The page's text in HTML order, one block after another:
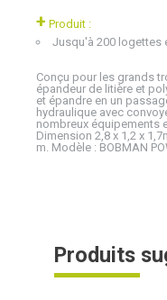
+ Produit :
Jusqu'à 200 logettes
Conçu pour les grands
épandeur de litière et
et épandre en un
hydraulique avec
nombreux équipements
Dimension 2,8 x 1,2 x
m. Modèle : BOBMAN
Produits